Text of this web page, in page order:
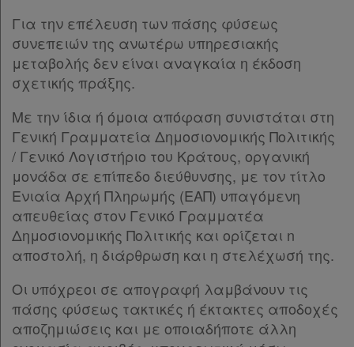
Για την επέλευση των πάσης φύσεως
συνεπειών της ανωτέρω υπηρεσιακής
μεταβολής δεν είναι αναγκαία η έκδοση
σχετικής πράξης.
Με την ίδια ή όμοια απόφαση συνιστάται στη
Γενική Γραμματεία Δημοσιονομικής Πολιτικής
/ Γενικό Λογιστήριο του Κράτους, οργανική
μονάδα σε επίπεδο διεύθυνσης, με τον τίτλο
Ενιαία Αρχή Πληρωμής (ΕΑΠ) υπαγόμενη
απευθείας στον Γενικό Γραμματέα
Δημοσιονομικής Πολιτικής και ορίζεται n
αποστολή, η διάρθρωση και η στελέχωσή της.
Οι υπόχρεοι σε απογραφή λαμβάνουν τις
πάσης φύσεως τακτικές ή έκτακτες αποδοχές
αποζημιώσεις και με οποιαδήποτε άλλη